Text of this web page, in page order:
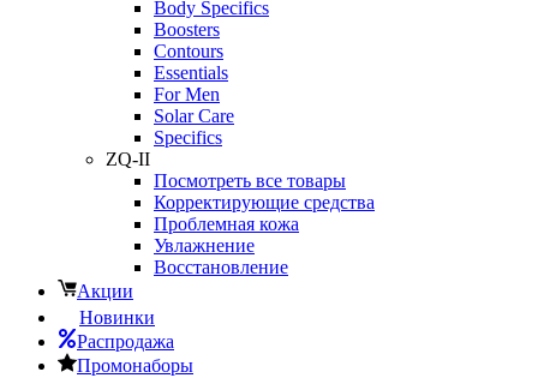
Body Specifics
Boosters
Contours
Essentials
For Men
Solar Care
Specifics
ZQ-II
Посмотреть все товары
Корректирующие средства
Проблемная кожа
Увлажнение
Восстановление
Акции
Новинки
Распродажа
Промонаборы